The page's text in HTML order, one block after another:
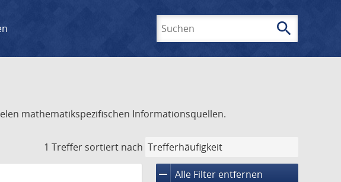
search
mathematikspezifischen Informationsquellen.
1 Treffer sortiert nach
remove Alle Filter entfernen